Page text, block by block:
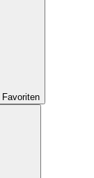
Favoriten